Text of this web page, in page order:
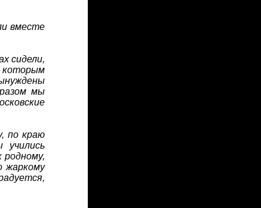
вместе
сидели,
которым
мы
по краю
родному,
жаркому